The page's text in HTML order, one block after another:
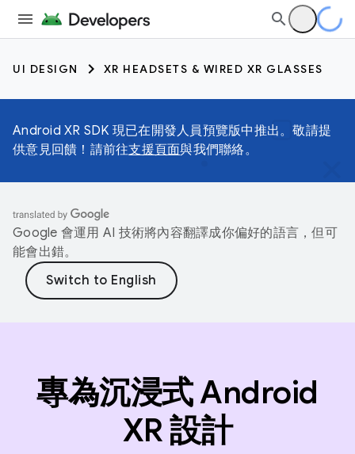
UI DESIGN XR HEADSETS & WIRED XR GLASSES
Android XR SDK 現已在開發人員預覽版中推出。敬請提
供意見回饋！請前往支援頁面與我們聯絡。
Google 會運用 AI 技術將內容翻譯成你偏好的語言，但可
能會出錯。
專為沉浸式 Android
XR 設計